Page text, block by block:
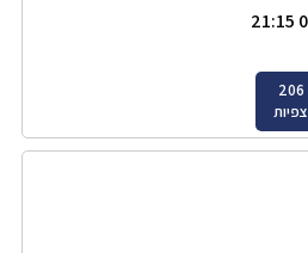
206
צפיות